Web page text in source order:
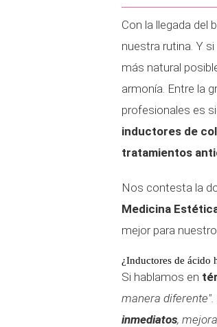
Con la llegada del
nuestra rutina. Y
más natural
armonía. Entre la
profesionales es
inductores de
tratamientos
Nos contesta la
Medicina
mejor para
¿Inductores de ácido
Si hablamos en
manera diferente".
inmediatos,